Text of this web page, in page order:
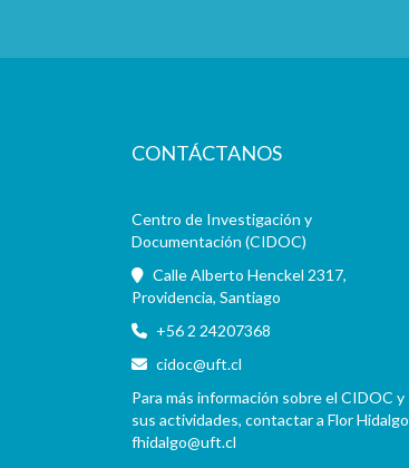
CONTÁCTANOS
Centro de Investigación y
Documentación (CIDOC)
Calle Alberto Henckel 2317,
Providencia, Santiago
+56 2 24207368
cidoc@uft.cl
Para más información sobre el CIDOC y
sus actividades, contactar a Flor Hidalgo
fhidalgo@uft.cl